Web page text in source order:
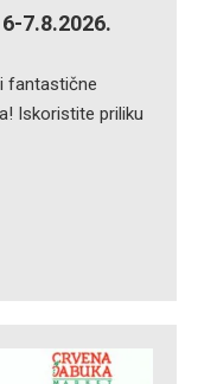
7.8.2026.
fantastične
Iskoristite priliku